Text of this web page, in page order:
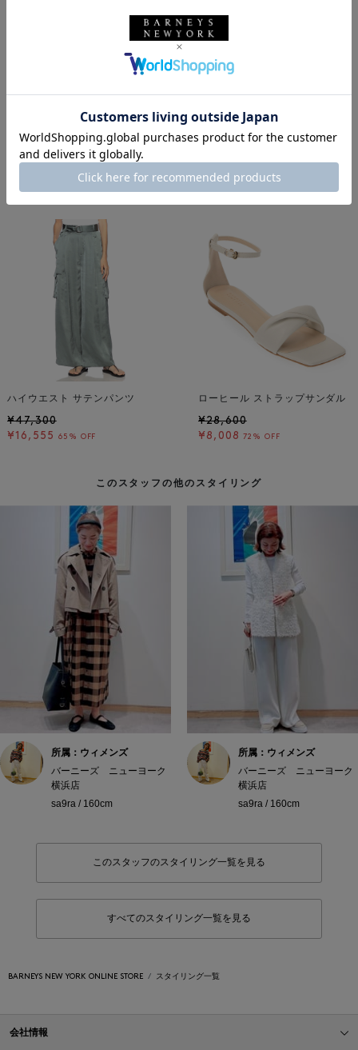
ANYA HINDMARCH
ウィメンズウェア バッグ
カジュアルパンツ その他バッグ クラッチバッグ サンダル
夏コーデ 大人かわいい バーニーズ ニューヨーク横浜店
パンツスタイル サンダルコーデ 大人カジュアル
着用しているアイテム
ハイウエスト サテンパンツ
¥47,300
¥16,555
65% OFF
ローヒール ストラップサンダル
¥28,600
¥8,008 72% OFF
このスタッフの他のスタイリング
所属：ウィメンズ
バーニーズ ニューヨーク
横浜店
sa9ra / 160cm
所属：ウィメンズ
バーニーズ ニューヨーク
横浜店
sa9ra / 160cm
このスタッフのスタイリング一覧を見る
すべてのスタイリング一覧を見る
BARNEYS NEW YORK ONLINE STORE スタイリング一覧
会社情報